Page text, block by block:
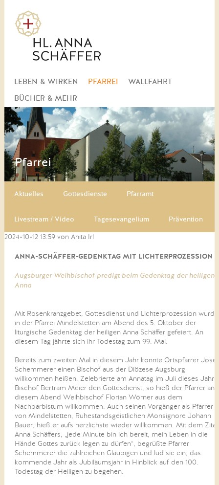
Navigation
LEBEN & WIRKEN PFARREI WALLFAHRT
BÜCHER & MEHR
Pfarrei
Navigation überspringen
Aktuelles
Gottesdienste Pfarramt
Livestream / Video Tagesevangelium Prävention
2024-10-12 13:59von Anita Irl
ANNA-SCHÄFFER-GEDENKTAG MIT LICHTERPROZESSION
Augsburger Weihbischof predigt beim Gedenktag der heiligen
Anna
Mit Rosenkranzgebet, Gottesdienst und Lichterprozession wurde
in der Pfarrei Mindelstetten am Abend des 5. Oktober der
liturgische Gedenktag der heiligen Anna Schäffer gefeiert. An
diesem Tag jährte sich ihr Todestag zum 99. Mal.
Bereits zum zweiten Mal in diesem Jahr konnte Ortspfarrer Josef
Schemmerer einen Bischof aus der Diözese Augsburg
willkommen heißen. Zelebrierte am Annatag im Juli dieses
Bischof Bertram Meier den Gottesdienst, so hieß der Pfarrer an
diesem Abend Weihbischof Florian Wörner aus dem
Nachbarbistum willkommen. Auch seinen Vorgänger als Pfarrer
von Mindelstetten, Ruhestandsgeistlichen Monsignore Johann
Bauer, hieß er aufs herzlichste wieder willkommen. Mit dem Zitat
Anna Schäffers, „jede Minute bin ich bereit, mein Leben in die
Hände Gottes zurück legen zu dürfen“, begrüßte Pfarrer
Schemmerer die zahlreichen Gläubigen und lud sie ein, das
kommende Jahr als Jubiläumsjahr in Hinblick auf den 100.
Todestag der Heiligen zu begehen.